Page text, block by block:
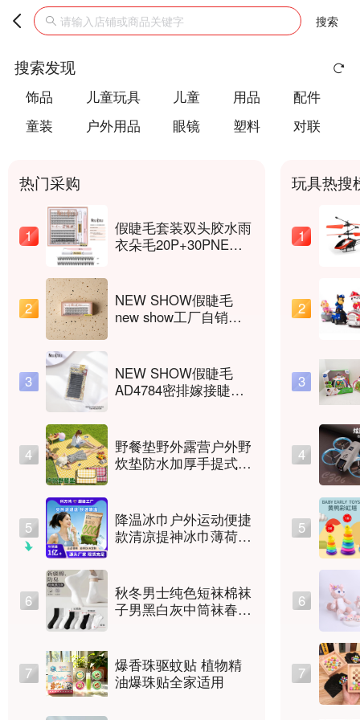
搜索
搜索发现
饰品 儿童玩具 儿童 用品
配件
童装
户外用品 眼镜 塑料 对联
热门采购
1
假睫毛套装双头胶水雨
衣朵毛20P+30PNEW
2
NEW SHOW假睫毛
new show工厂自销嫁
3
NEW SHOW假睫毛
AD4784密排嫁接睫毛
4
野餐垫野外露营户外野
炊垫防水加厚手提式户
5
降温冰巾户外运动便捷
款清凉提神冰巾薄荷湿
6
秋冬男士纯色短袜棉袜
子男黑白灰中筒袜春夏
7
爆香珠驱蚊贴 植物精
油爆珠贴全家适用
玩具热搜
1
2
3
4
5
6
7